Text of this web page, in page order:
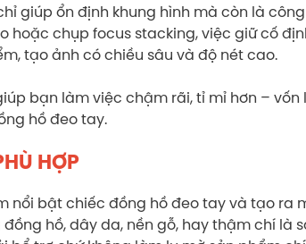
giúp ổn định khung hình mà còn là
hoặc chụp focus stacking, việc giữ cố
tạo ảnh có chiều sâu và độ nét cao.
bạn làm việc chậm rãi, tỉ mỉ hơn –
hồ đeo tay.
HỢP
nổi bật chiếc đồng hồ đeo tay và tạo ra
hồ, dây da, nền gỗ, hay thậm chí là